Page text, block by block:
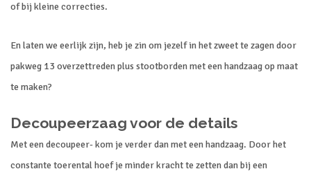
of bij kleine correcties.
En laten we eerlijk zijn, heb je zin om jezelf in het zweet te zagen door
pakweg 13 overzettreden plus stootborden met een handzaag op maat
te maken?
Decoupeerzaag voor de details
Met een decoupeer- kom je verder dan met een handzaag. Door het
constante toerental hoef je minder kracht te zetten dan bij een